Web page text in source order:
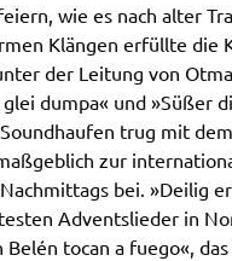
wie es nach alter
Klängen erfüllte die
der Leitung von
dumpa« und »Süßer
trug mit dem
zur
bei. »Deilig
Adventslieder in
Belén tocan a fuego«,